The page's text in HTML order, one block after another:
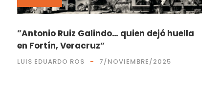
”Antonio Ruiz Galindo… quien dejó huella
en Fortín, Veracruz”
LUIS EDUARDO ROS 7/NOVIEMBRE/2025